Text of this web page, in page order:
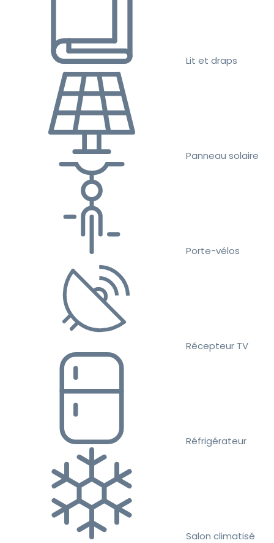
Lit et draps
Panneau solaire
Porte-vélos
Récepteur TV
Réfrigérateur
Salon climatisé